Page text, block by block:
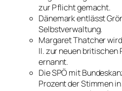
zur Pflicht gemacht.
Dänemark entlässt
Selbstverwaltung.
Margaret Thatcher
II. zur neuen
ernannt.
Die SPÖ mit
Prozent der Stimmen